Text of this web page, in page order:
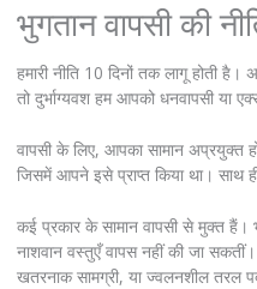
भुगतान वापसी की
हमारी नीति 10 दिनों तक लागू होती
तो दुर्भाग्यवश हम आपको धनवापसी
वापसी के लिए, आपका सामान अप्रयुक्त
जिसमें आपने इसे प्राप्त किया था। साथ
कई प्रकार के सामान वापसी से मुक्त हैं।
नाशवान वस्तुएँ वापस नहीं की जा
खतरनाक सामग्री, या ज्वलनशील तरल